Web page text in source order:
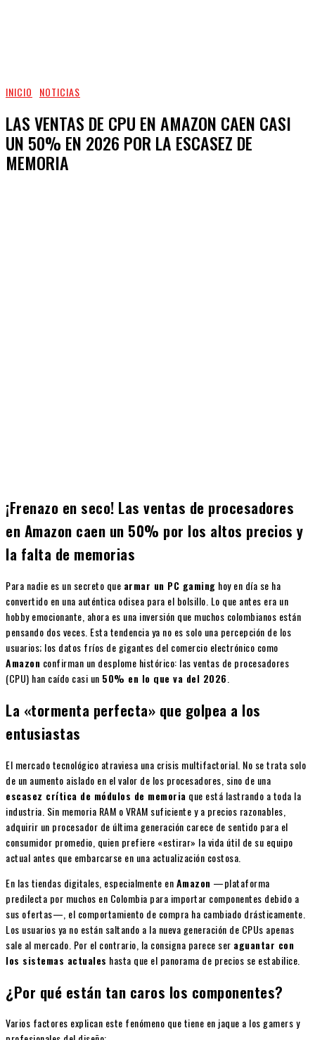
INICIO NOTICIAS
LAS VENTAS DE CPU EN AMAZON CAEN CASI
UN 50% EN 2026 POR LA ESCASEZ DE
MEMORIA
¡Frenazo en seco! Las ventas de procesadores
en Amazon caen un 50% por los altos precios y
la falta de memorias
Para nadie es un secreto que armar un PC gaming hoy en día se ha
convertido en una auténtica odisea para el bolsillo. Lo que antes era un
hobby emocionante, ahora es una inversión que muchos colombianos están
pensando dos veces. Esta tendencia ya no es solo una percepción de los
usuarios; los datos fríos de gigantes del comercio electrónico como
Amazon confirman un desplome histórico: las ventas de procesadores
(CPU) han caído casi un 50% en lo que va del 2026
La «tormenta perfecta» que golpea a los
entusiastas
El mercado tecnológico atraviesa una crisis multifactorial. No se trata solo
de un aumento aislado en el valor de los procesadores, sino de una
escasez crítica de módulos de memoria que está lastrando a toda la
industria. Sin memoria RAM o VRAM suficiente y a precios razonables,
adquirir un procesador de última generación carece de sentido para el
consumidor promedio, quien prefiere «estirar» la vida útil de su equipo
actual antes que embarcarse en una actualización costosa.
En las tiendas digitales, especialmente enAmazon —plataforma
predilecta por muchos en Colombia para importar componentes debido a
sus ofertas—, el comportamiento de compra ha cambiado drásticamente.
Los usuarios ya no están saltando a la nueva generación de CPUs apenas
sale al mercado. Por el contrario, la consigna parece ser aguantar con
los sistemas actuales hasta que el panorama de precios se estabilice.
¿Por qué están tan caros los componentes?
Varios factores explican este fenómeno que tiene en jaque a los gamers y